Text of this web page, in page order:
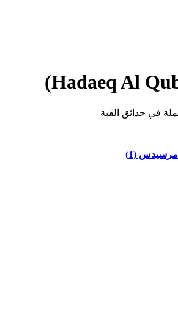
مرسيدس (1)